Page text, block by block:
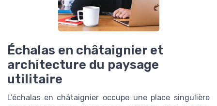
Échalas en châtaignier et
architecture du paysage
utilitaire
L’échalas en châtaignier occupe une place singulière